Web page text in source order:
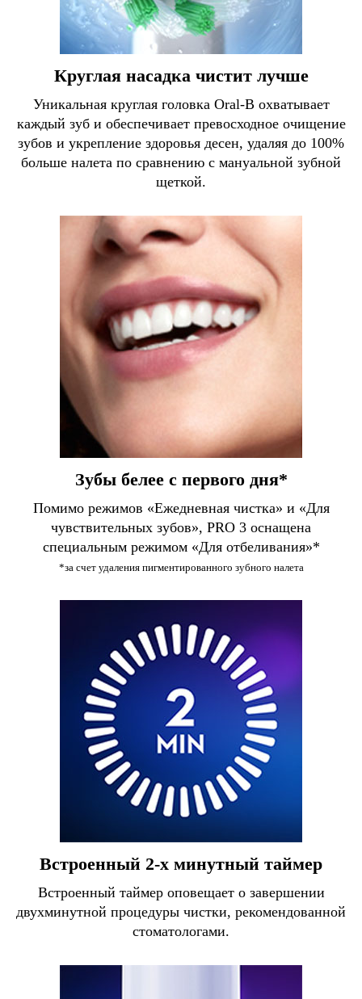
Круглая насадка чистит лучше
Уникальная круглая головка Oral-B охватывает
каждый зуб и обеспечивает превосходное очищение
зубов и укрепление здоровья десен, удаляя до 100%
больше налета по сравнению с мануальной зубной
щеткой.
Зубы белее с первого дня*
Помимо режимов «Ежедневная чистка» и «Для
чувствительных зубов», PRO 3 оснащена
специальным режимом «Для отбеливания»*
*за счет удаления пигментированного зубного налета
Встроенный 2-х минутный таймер
Встроенный таймер оповещает о завершении
двухминутной процедуры чистки, рекомендованной
стоматологами.